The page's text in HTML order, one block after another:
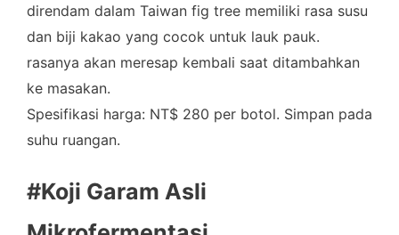
direndam dalam Taiwan fig tree memiliki rasa susu
dan biji kakao yang cocok untuk lauk pauk.
rasanya akan meresap kembali saat ditambahkan
ke masakan.
Spesifikasi harga: NT$ 280 per botol. Simpan pada
suhu ruangan.
#Koji Garam Asli